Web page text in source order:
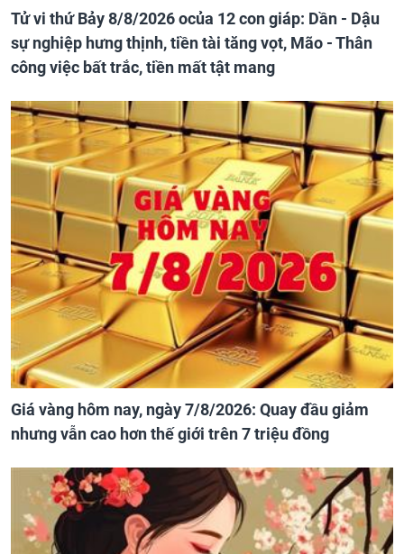
Tử vi thứ Bảy 8/8/2026 ocủa 12 con giáp: Dần - Dậu
sự nghiệp hưng thịnh, tiền tài tăng vọt, Mão - Thân
công việc bất trắc, tiền mất tật mang
Giá vàng hôm nay, ngày 7/8/2026: Quay đầu giảm
nhưng vẫn cao hơn thế giới trên 7 triệu đồng